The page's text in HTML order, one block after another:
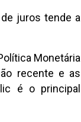
juros tende a
Monetária
recente e as
é o principal